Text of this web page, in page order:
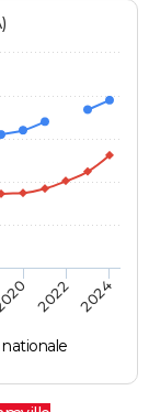
2022 2024